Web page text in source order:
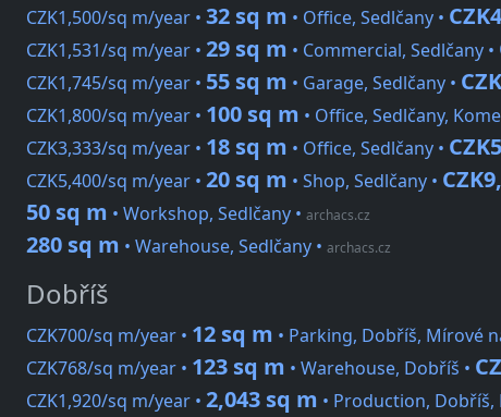
CZK1,500/sq m/year • 32 sq m • Office, Sedlčany •
CZK1,531/sq m/year • 29 sq m • Commercial, Sedlčany •
CZK1,745/sq m/year • 55 sq m • Garage, Sedlčany •
CZK1,800/sq m/year • 100 sq m • Office, Sedlčany,
CZK3,333/sq m/year • 18 sq m • Office, Sedlčany •
CZK5,400/sq m/year • 20 sq m • Shop, Sedlčany •
50 sq m • Workshop, Sedlčany • archacs.cz
280 sq m • Warehouse, Sedlčany • archacs.cz
Dobříš
CZK700/sq m/year • 12 sq m • Parking, Dobříš, Mírové
CZK768/sq m/year • 123 sq m • Warehouse, Dobříš •
CZK1,920/sq m/year • 2,043 sq m • Production, Dobříš,